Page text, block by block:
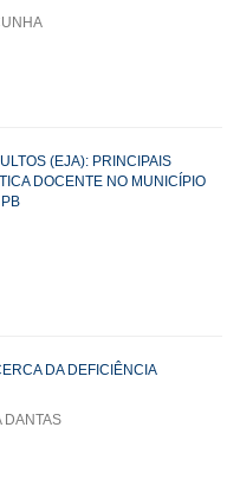
(EJA): PRINCIPAIS
DOCENTE NO MUNICÍPIO
DA DEFICIÊNCIA
DANTAS